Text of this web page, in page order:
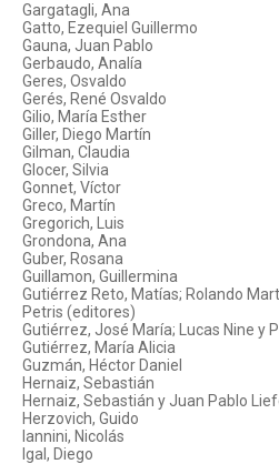
Gargatagli, Ana
Gatto, Ezequiel Guillermo
Gauna, Juan Pablo
Gerbaudo, Analía
Geres, Osvaldo
Gerés, René Osvaldo
Gilio, María Esther
Giller, Diego Martín
Gilman, Claudia
Glocer, Silvia
Gonnet, Víctor
Greco, Martín
Gregorich, Luis
Grondona, Ana
Guber, Rosana
Guillamon, Guillermina
Gutiérrez Reto, Matías; Rolando
Petris (editores)
Gutiérrez, José María; Lucas Nine y
Gutiérrez, María Alicia
Guzmán, Héctor Daniel
Hernaiz, Sebastián
Hernaiz, Sebastián y Juan Pablo
Herzovich, Guido
Iannini, Nicolás
Igal, Diego